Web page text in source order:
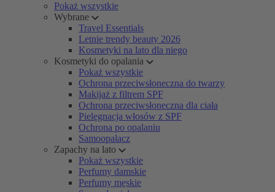
Pokaż wszystkie
Wybrane
Travel Essentials
Letnie trendy beauty 2026
Kosmetyki na lato dla niego
Kosmetyki do opalania
Pokaż wszystkie
Ochrona przeciwsłoneczna do twarzy
Makijaż z filtrem SPF
Ochrona przeciwsłoneczna dla ciała
Pielęgnacja włosów z SPF
Ochrona po opalaniu
Samoopalacz
Zapachy na lato
Pokaż wszystkie
Perfumy damskie
Perfumy męskie